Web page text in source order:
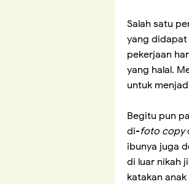
Salah satu
yang didapat
pekerjaan
yang halal.
untuk
Begitu pun
di-foto copy
ibunya juga
di luar nikah
katakan